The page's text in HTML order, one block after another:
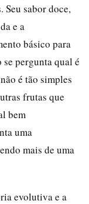
sabor doce,
e a
básico para
pergunta qual é
é tão simples
frutas que
bem
uma
mais de uma
evolutiva e a